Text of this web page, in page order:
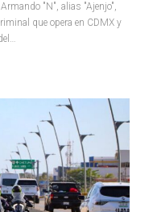
"N", alias "Ajenjo",
que opera en CDMX y